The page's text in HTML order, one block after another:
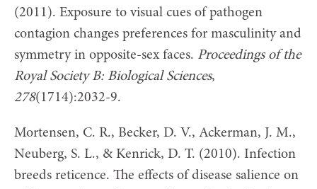
(2011). Exposure to visual cues of pathogen
contagion changes preferences for masculinity and
symmetry in opposite-sex faces. Proceedings of the
Royal Society B: Biological Sciences,
278(1714):2032-9.
Mortensen, C. R., Becker, D. V., Ackerman, J. M.,
Neuberg, S. L., & Kenrick, D. T. (2010). Infection
breeds reticence. The effects of disease salience on